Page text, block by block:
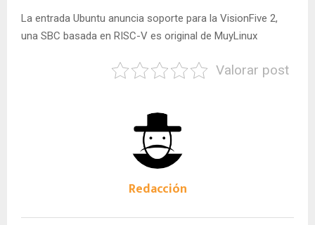
La entrada Ubuntu anuncia soporte para la VisionFive 2,
una SBC basada en RISC-V es original de MuyLinux
Valorar post
Redacción